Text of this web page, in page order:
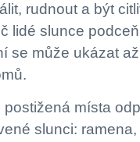
rudnout a být
lidé slunce
se může ukázat
postižená místa
slunci: